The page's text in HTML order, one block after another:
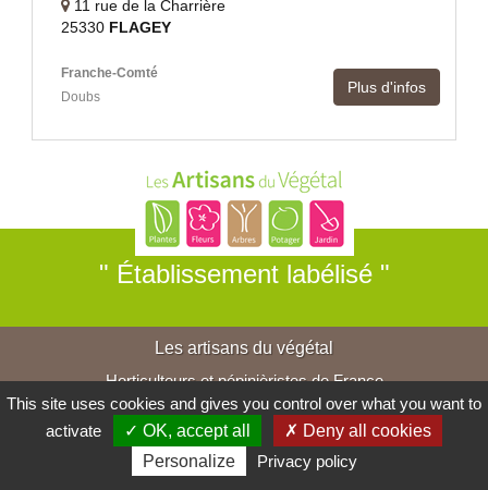
11 rue de la Charrière
25330 FLAGEY
Franche-Comté
Doubs
Plus d'infos
" Établissement labélisé "
Les artisans du végétal
Horticulteurs et pépinièristes de France
This site uses cookies and gives you control over what you want to
activate
✓ OK, accept all
✗ Deny all cookies
Personalize
Privacy policy